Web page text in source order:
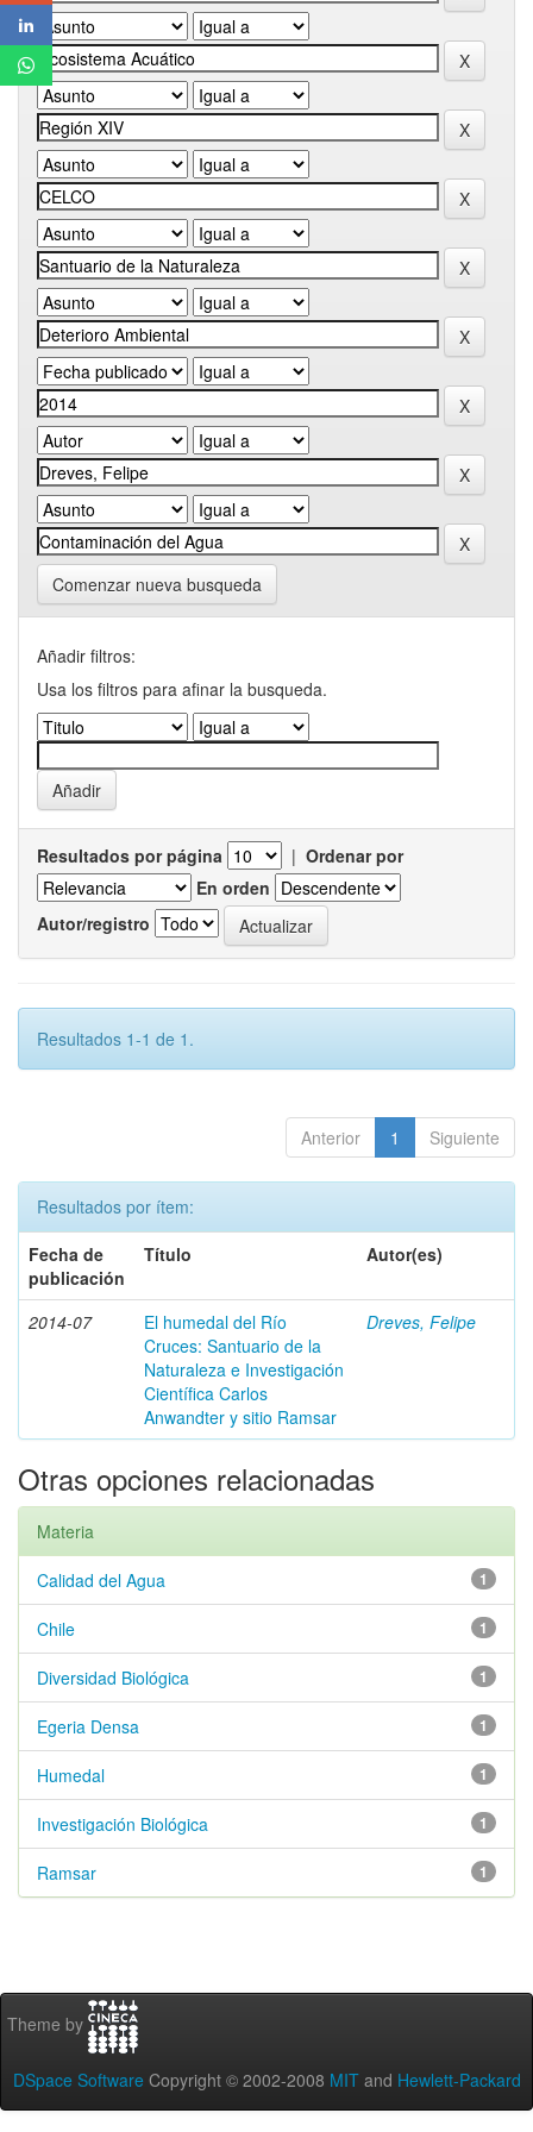
Comenzar nueva busqueda
Añadir filtros:
Usa los filtros para afinar la busqueda.
Resultados por página | Ordenar por
En orden
Autor/registro
Resultados 1-1 de 1.
Anterior 1 Siguiente
Resultados por ítem:
Fecha de
publicación
Título Autor(es)
2014-07
El humedal del Río
Cruces: Santuario de la
Naturaleza e Investigación
Científica Carlos
Anwandter y sitio Ramsar
Dreves, Felipe
Otras opciones relacionadas
Materia
1
Calidad del Agua
1
Chile
1
Diversidad Biológica
1
Egeria Densa
1
Humedal
1
Investigación Biológica
1
Ramsar
Theme by
DSpace Software Copyright © 2002-2008 MIT and Hewlett-Packard